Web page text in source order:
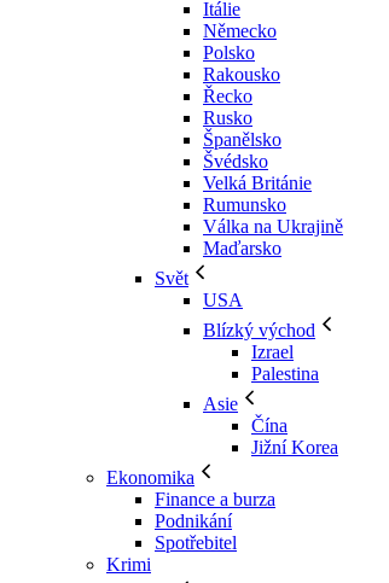
Itálie
Německo
Polsko
Rakousko
Řecko
Rusko
Španělsko
Švédsko
Velká Británie
Rumunsko
Válka na Ukrajině
Maďarsko
Svět
USA
Blízký východ
Izrael
Palestina
Asie
Čína
Jižní Korea
Ekonomika
Finance a burza
Podnikání
Spotřebitel
Krimi